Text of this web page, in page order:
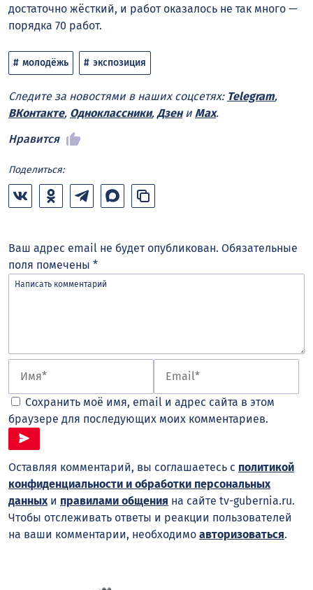
достаточно жёсткий, и работ оказалось не так много —
порядка 70 работ.
молодёжь экспозиция
Следите за новостями в наших соцсетях: Telegram,
ВКонтакте, Одноклассники, Дзени Max.
Нравится
Поделиться:
Ваш адрес email не будет опубликован. Обязательные
поля помечены *
Сохранить моё имя, email и адрес сайта в этом
браузере для последующих моих комментариев.
Оставляя комментарий, вы соглашаетесь с политикой
конфиденциальности и обработки персональных
данных и правилами общения на сайте tv-gubernia.ru.
Чтобы отслеживать ответы и реакции пользователей
на ваши комментарии, необходимо авторизоваться.